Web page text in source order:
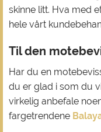
skinne litt. Hva med
hele vårt
Til den
Har du en
du er glad i som du
virkelig anbefale
fargetrendene